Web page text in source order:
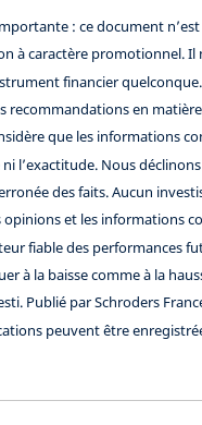
: ce document
à caractère promotionnel.
financier
recommandations en
que les informations
ni l’exactitude. Nous
des faits. Aucun
et les informations
fiable des performances
à la baisse comme à la
Publié par Schroders
peuvent être